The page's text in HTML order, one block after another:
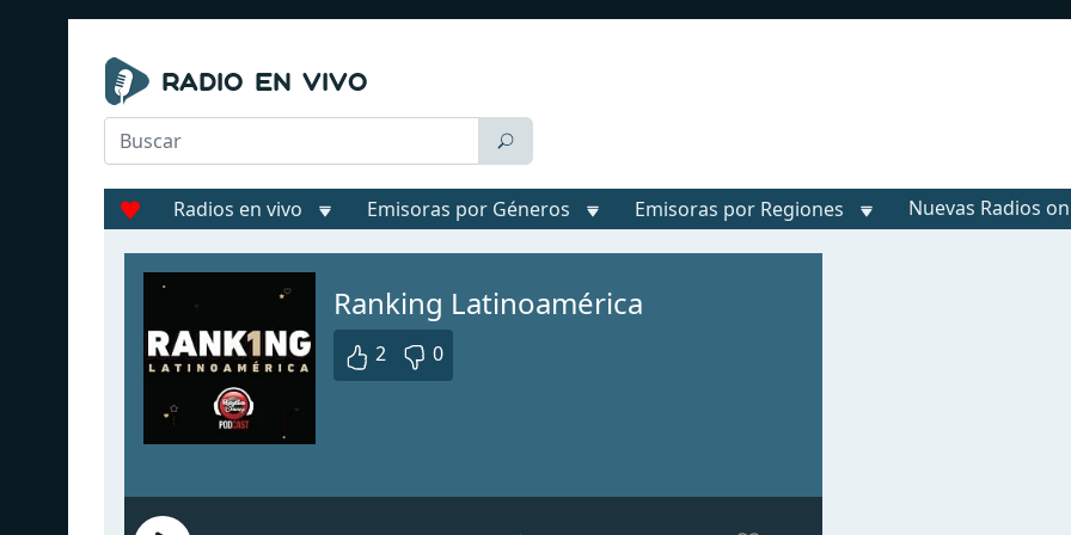
Radios en vivo Emisoras por Géneros Emisoras por Regiones Nuevas Radios
Ranking Latinoamérica
2 0